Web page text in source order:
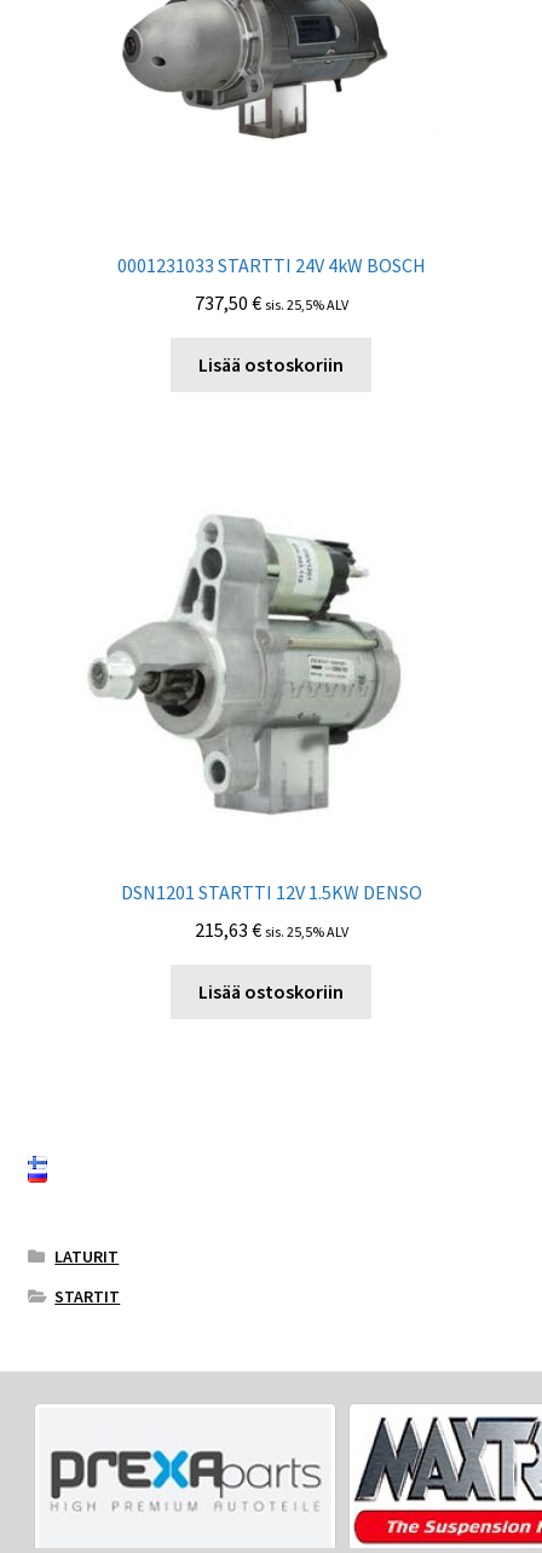
0001231033 STARTTI 24V 4kW BOSCH
737,50 € sis. 25,5% ALV
Lisää ostoskoriin
DSN1201 STARTTI 12V 1.5KW DENSO
215,63 € sis. 25,5% ALV
Lisää ostoskoriin
LATURIT
STARTIT